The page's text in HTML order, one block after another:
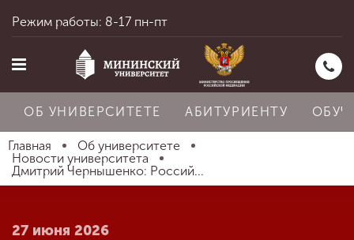
Главная
Режим работы: 8-17 пн-пт
ОБ УНИВЕРСИТЕТЕ АБИТУРИЕНТУ
Главная
Об университете
Новости университета
Дмитрий Чернышенко: Россий...
27 июня 2026